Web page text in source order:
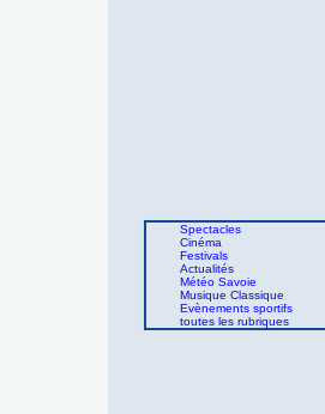
Spectacles
Cinéma
Festivals
Actualités
Météo Savoie
Musique Classique
Evènements sportifs
toutes les rubriques